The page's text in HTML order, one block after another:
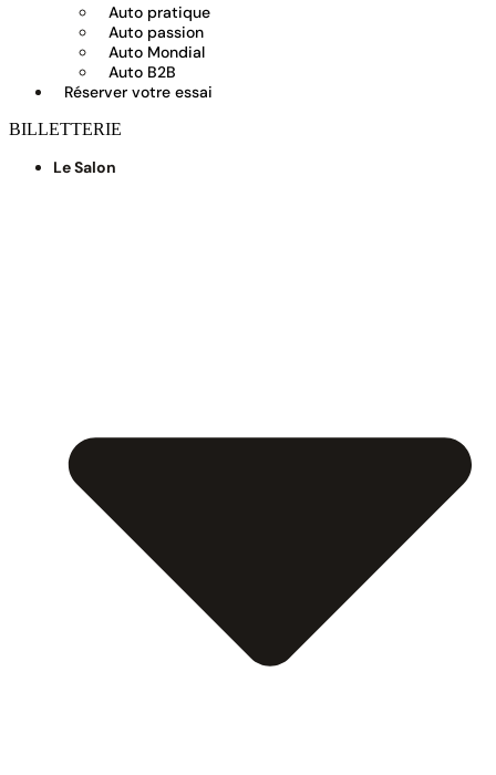
Auto pratique
Auto passion
Auto Mondial
Auto B2B
Réserver votre essai
BILLETTERIE
Le Salon